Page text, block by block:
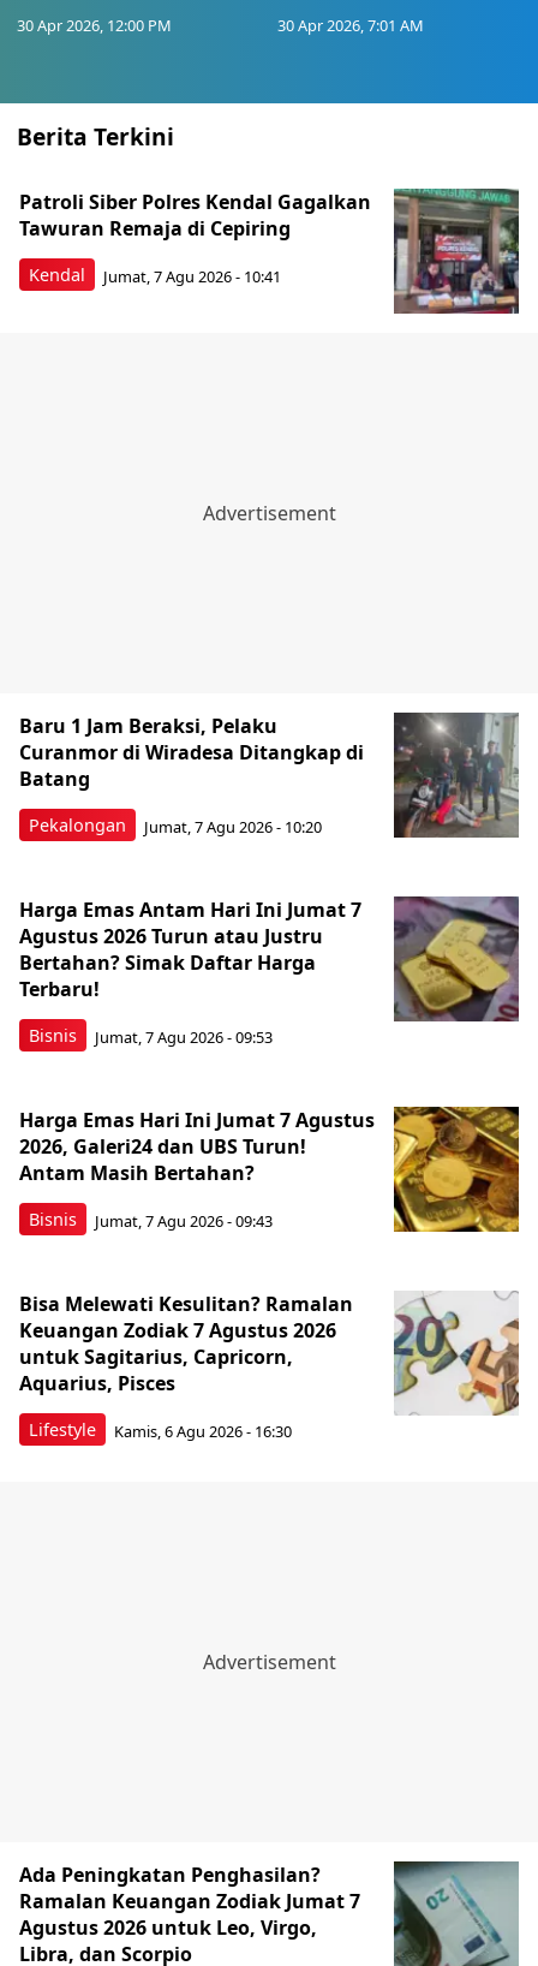
30 Apr 2026, 12:00 PM 30 Apr 2026, 7:01 AM
Berita Terkini
Kendal
Patroli Siber Polres Kendal Gagalkan
Tawuran Remaja di Cepiring
Jumat, 7 Agu 2026 - 10:41
Pekalongan
Baru 1 Jam Beraksi, Pelaku
Curanmor di Wiradesa Ditangkap di
Batang
Jumat, 7 Agu 2026 - 10:20
Bisnis
Harga Emas Antam Hari Ini Jumat 7
Agustus 2026 Turun atau Justru
Bertahan? Simak Daftar Harga
Terbaru!
Jumat, 7 Agu 2026 - 09:53
Bisnis
Harga Emas Hari Ini Jumat 7 Agustus
2026, Galeri24 dan UBS Turun!
Antam Masih Bertahan?
Jumat, 7 Agu 2026 - 09:43
Lifestyle
Bisa Melewati Kesulitan? Ramalan
Keuangan Zodiak 7 Agustus 2026
untuk Sagitarius, Capricorn,
Aquarius, Pisces
Kamis, 6 Agu 2026 - 16:30
Ada Peningkatan Penghasilan?
Ramalan Keuangan Zodiak Jumat 7
Agustus 2026 untuk Leo, Virgo,
Libra, dan Scorpio